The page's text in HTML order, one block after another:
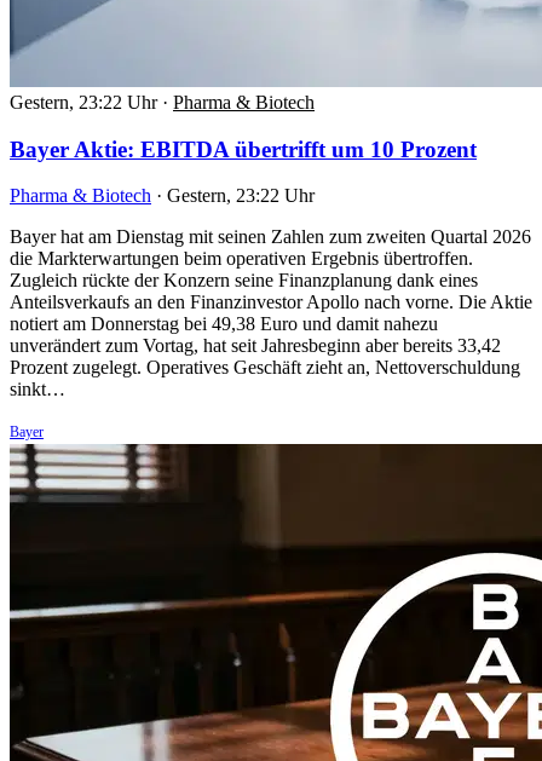
Gestern, 23:22 Uhr · Pharma & Biotech
Bayer Aktie: EBITDA übertrifft um 10 Prozent
Pharma & Biotech · Gestern, 23:22 Uhr
Bayer hat am Dienstag mit seinen Zahlen zum zweiten Quartal 2026
die Markterwartungen beim operativen Ergebnis übertroffen.
Zugleich rückte der Konzern seine Finanzplanung dank eines
Anteilsverkaufs an den Finanzinvestor Apollo nach vorne. Die Aktie
notiert am Donnerstag bei 49,38 Euro und damit nahezu
unverändert zum Vortag, hat seit Jahresbeginn aber bereits 33,42
Prozent zugelegt. Operatives Geschäft zieht an, Nettoverschuldung
sinkt…
Bayer